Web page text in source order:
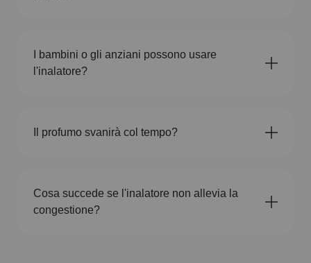
I bambini o gli anziani possono usare
l'inalatore?
Il profumo svanirà col tempo?
Cosa succede se l'inalatore non allevia la
congestione?